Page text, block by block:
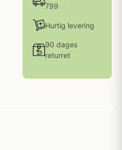
799
Hurtig levering
90 dages
returret